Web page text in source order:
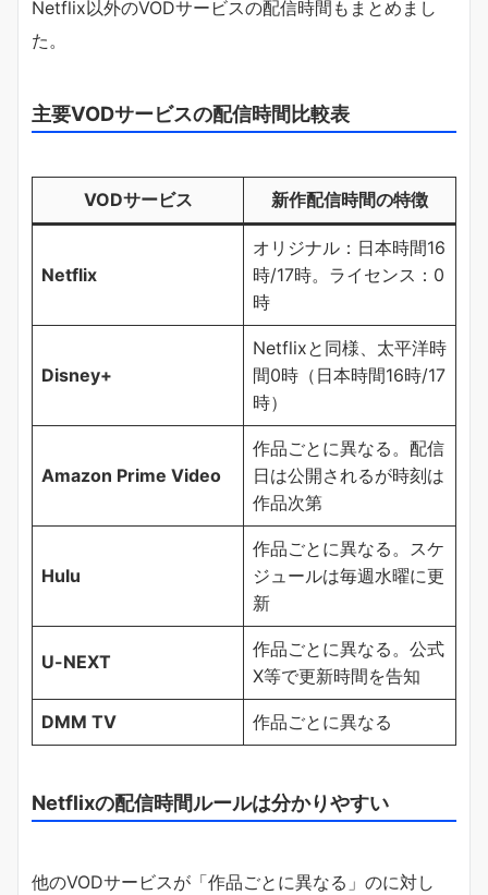
Netflix以外のVODサービスの配信時間もまとめまし
た。
主要VODサービスの配信時間比較表
VODサービス 新作配信時間の特徴
Netflix
オリジナル：日本時間16
時/17時。ライセンス：0
時
Disney+
Netflixと同様、太平洋時
間0時（日本時間16時/17
時）
Amazon Prime Video
作品ごとに異なる。配信
日は公開されるが時刻は
作品次第
Hulu
作品ごとに異なる。スケ
ジュールは毎週水曜に更
新
U-NEXT
作品ごとに異なる。公式
X等で更新時間を告知
DMM TV 作品ごとに異なる
Netflixの配信時間ルールは分かりやすい
他のVODサービスが「作品ごとに異なる」のに対し